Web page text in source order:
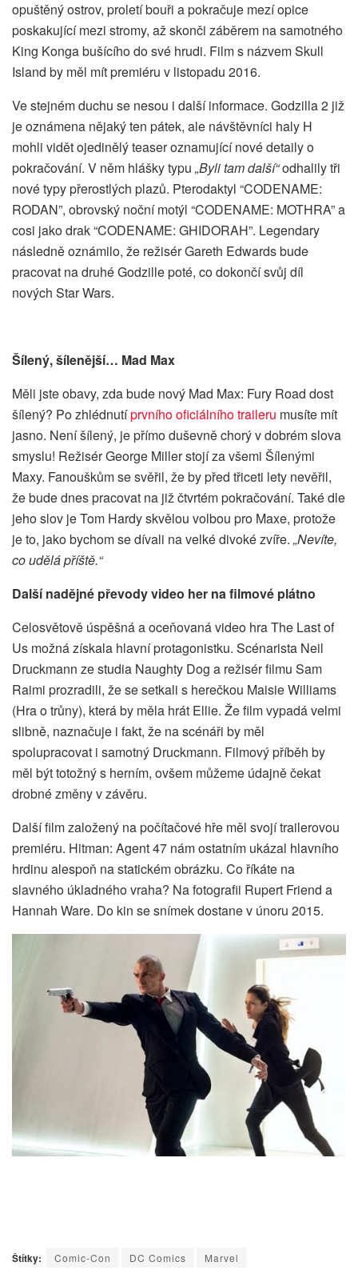
opuštěný ostrov, proletí bouři a pokračuje mezí opice
poskakující mezi stromy, až skonči záběrem na samotného
King Konga bušícího do své hrudi. Film s názvem Skull
Island by měl mít premiéru v listopadu 2016.
Ve stejném duchu se nesou i další informace. Godzilla 2 již
je oznámena nějaký ten pátek, ale návštěvníci haly H
mohli vidět ojedinělý teaser oznamující nové detaily o
pokračování. V něm hlášky typu „Byli tam další“odhalily tři
nové typy přerostlých plazů. Pterodaktyl “CODENAME:
RODAN”, obrovský noční motýl “CODENAME: MOTHRA” a
cosi jako drak “CODENAME: GHIDORAH”. Legendary
následně oznámilo, že režisér Gareth Edwards bude
pracovat na druhé Godzille poté, co dokončí svůj díl
nových Star Wars.
Šílený, šílenější… Mad Max
Měli jste obavy, zda bude nový Mad Max: Fury Road dost
šílený? Po zhlédnutíprvního oficiálního traileru musíte mít
jasno. Není šílený, je přímo duševně chorý v dobrém slova
smyslu! Režisér George Miller stojí za všemi Šílenými
Maxy. Fanouškům se svěřil, že by před třiceti lety nevěřil,
že bude dnes pracovat na již čtvrtém pokračování. Také dle
jeho slov je Tom Hardy skvělou volbou pro Maxe, protože
je to, jako bychom se dívali na velké divoké zvíře. „Nevíte,
co udělá příště.“
Další nadějné převody video her na filmové plátno
Celosvětově úspěšná a oceňovaná video hra The Last of
Us možná získala hlavní protagonistku. Scénarista Neil
Druckmann ze studia Naughty Dog a režisér filmu Sam
Raimi prozradili, že se setkali s herečkou Maisie Williams
(Hra o trůny), která by měla hrát Ellie. Že film vypadá velmi
slibně, naznačuje i fakt, že na scénáři by měl
spolupracovat i samotný Druckmann. Filmový příběh by
měl být totožný s herním, ovšem můžeme údajně čekat
drobné změny v závěru.
Další film založený na počítačové hře měl svojí trailerovou
premiéru. Hitman: Agent 47 nám ostatním ukázal hlavního
hrdinu alespoň na statickém obrázku. Co říkáte na
slavného úkladného vraha? Na fotografii Rupert Friend a
Hannah Ware. Do kin se snímek dostane v únoru 2015.
Štítky: Comic-Con DC Comics Marvel